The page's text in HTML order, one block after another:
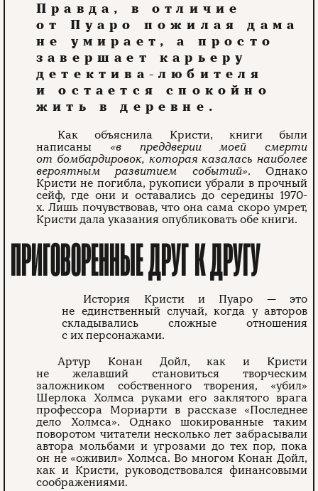
Правда, в отличие
от Пуаро пожилая дама
не умирает, а просто
завершает карьеру
детектива-любителя
и остается спокойно
жить в деревне.
Как объяснила Кристи, книги были
написаны «в преддверии моей смерти
от бомбардировок, которая казалась наиболее
вероятным развитием событий». Однако
Кристи не погибла, рукописи убрали в прочный
сейф, где они и оставались до середины 1970-
х. Лишь почувствовав, что она сама скоро умрет,
Кристи дала указания опубликовать обе книги.
ПРИГОВОРЕННЫЕ ДРУГ К ДРУГУ
История Кристи и Пуаро — это
не единственный случай, когда у авторов
складывались сложные отношения
с их персонажами.
Артур Конан Дойл, как и Кристи
не желавший становиться творческим
заложником собственного творения, «убил»
Шерлока Холмса руками его заклятого врага
профессора Мориарти в рассказе «Последнее
дело Холмса». Однако шокированные таким
поворотом читатели несколько лет забрасывали
автора мольбами и угрозами до тех пор, пока
он не «оживил» Холмса. Во многом Конан Дойл,
как и Кристи, руководствовался финансовыми
соображениями.